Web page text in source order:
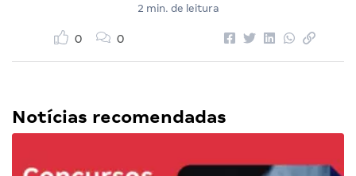
2 min. de leitura
0 0
Notícias recomendadas